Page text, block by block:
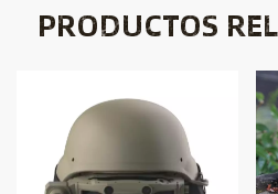
PRODUCTOS